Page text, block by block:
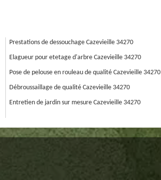
Prestations de dessouchage Cazevieille 34270
Elagueur pour etetage d'arbre Cazevieille 34270
Pose de pelouse en rouleau de qualité Cazevieille 34270
Débroussaillage de qualité Cazevieille 34270
Entretien de jardin sur mesure Cazevieille 34270